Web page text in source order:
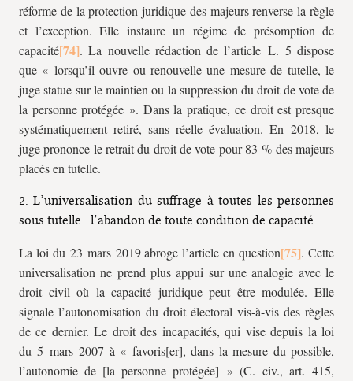
réforme de la protection juridique des majeurs renverse la règle
et l’exception. Elle instaure un régime de présomption de
capacité
. La nouvelle rédaction de l’article L. 5 dispose
que « lorsqu’il ouvre ou renouvelle une mesure de tutelle, le
juge statue sur le maintien ou la suppression du droit de vote de
la personne protégée ». Dans la pratique, ce droit est presque
systématiquement retiré, sans réelle évaluation. En 2018, le
juge prononce le retrait du droit de vote pour 83 % des majeurs
placés en tutelle.
2. L’universalisation du suffrage à toutes les personnes
sous tutelle : l’abandon de toute condition de capacité
La loi du 23 mars 2019 abroge l’article en question
. Cette
universalisation ne prend plus appui sur une analogie avec le
droit civil où la capacité juridique peut être modulée. Elle
signale l’autonomisation du droit électoral vis-à-vis des règles
de ce dernier. Le droit des incapacités, qui vise depuis la loi
du 5 mars 2007 à « favoris[er], dans la mesure du possible,
l’autonomie de [la personne protégée] » (C. civ., art. 415,